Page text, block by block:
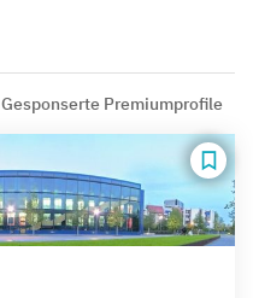
Gesponserte Premiumprofile